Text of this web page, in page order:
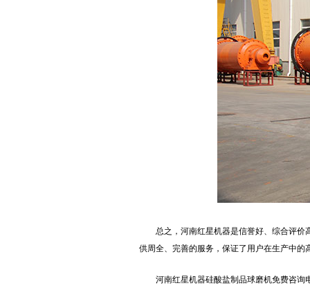
总之，河南红星机器是信誉好、综合评
供周全、完善的服务，保证了用户在生产中
河南红星机器硅酸盐制品球磨机免费咨询